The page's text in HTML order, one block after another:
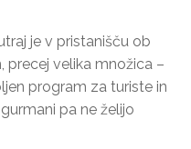
je v pristanišču ob
precej velika množica –
program za turiste in
pa ne želijo